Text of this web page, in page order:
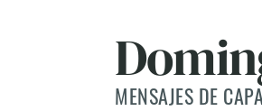
MENSAJES DE